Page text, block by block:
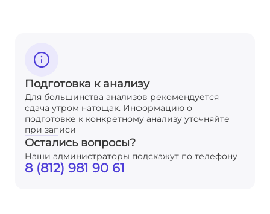
Подготовка к анализу
Для большинства анализов рекомендуется
сдача утром натощак. Информацию о
подготовке к конкретному анализу уточняйте
при записи
Остались вопросы?
Наши администраторы подскажут по телефону
8 (812) 981 90 61